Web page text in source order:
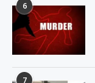
6
7